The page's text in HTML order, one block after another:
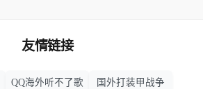
友情链接
QQ海外听不了歌
国外打装甲战争